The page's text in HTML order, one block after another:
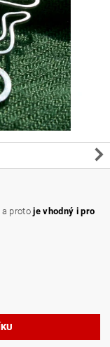
a protoje vhodný i pro